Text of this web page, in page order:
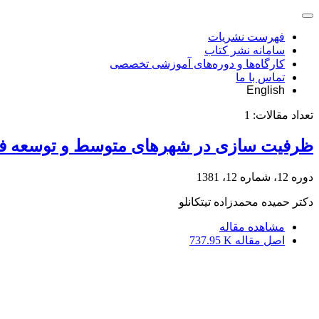
فهرست نشریات
سامانه نشر کتاب
کارگاه‌ها و دوره‌های آموزشی تخصصی
تماس با ما
English
تعداد مقالات: 1
ظرفیت سازی در شهرهای متوسط و توسعه
دوره 12، شماره 12، 1381
دکتر حمیده محمدزاده تیتکانلو
مشاهده مقاله
اصل مقاله 737.95 K